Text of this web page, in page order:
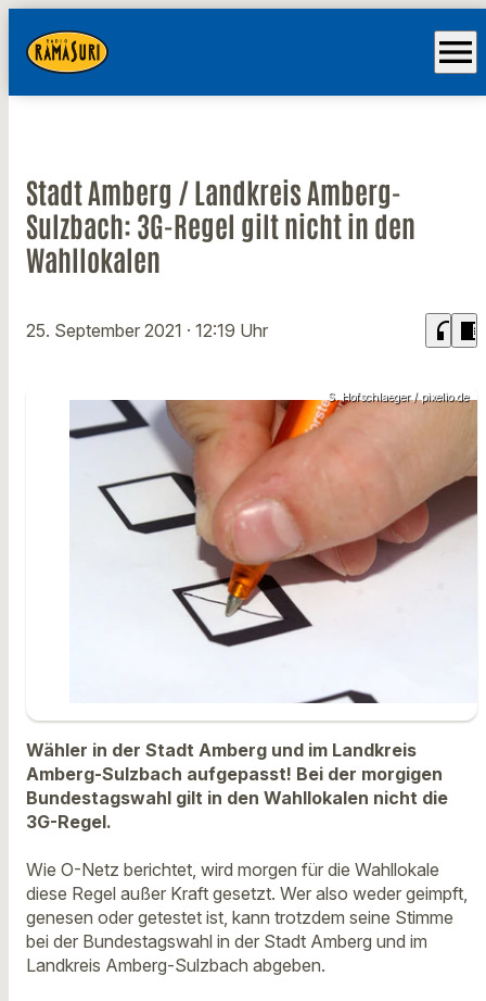
menu
Stadt Amberg / Landkreis Amberg-
Sulzbach: 3G-Regel gilt nicht in den
Wahllokalen
25. September 2021 · 12:19 Uhr headphones chrome_reader_mode
S. Hofschlaeger / pixelio.de
Wähler in der Stadt Amberg und im Landkreis
Amberg-Sulzbach aufgepasst! Bei der morgigen
Bundestagswahl gilt in den Wahllokalen nicht die
3G-Regel.
Wie O-Netz berichtet, wird morgen für die Wahllokale
diese Regel außer Kraft gesetzt. Wer also weder geimpft,
genesen oder getestet ist, kann trotzdem seine Stimme
bei der Bundestagswahl in der Stadt Amberg und im
Landkreis Amberg-Sulzbach abgeben.